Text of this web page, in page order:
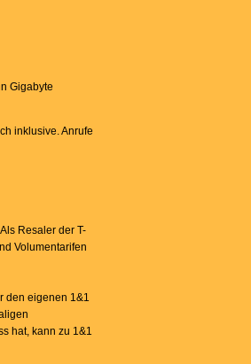
Gigabyte
inklusive. Anrufe
Resaler der T-
Volumentarifen
den eigenen 1&1
hat, kann zu 1&1